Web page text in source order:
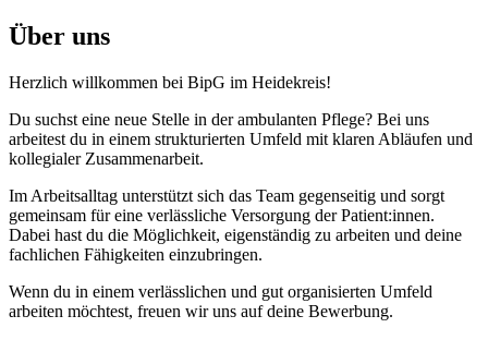
Über uns
Herzlich willkommen bei BipG im Heidekreis!
Du suchst eine neue Stelle in der ambulanten Pflege? Bei uns
arbeitest du in einem strukturierten Umfeld mit klaren Abläufen und
kollegialer Zusammenarbeit.
Im Arbeitsalltag unterstützt sich das Team gegenseitig und sorgt
gemeinsam für eine verlässliche Versorgung der Patient:innen.
Dabei hast du die Möglichkeit, eigenständig zu arbeiten und deine
fachlichen Fähigkeiten einzubringen.
Wenn du in einem verlässlichen und gut organisierten Umfeld
arbeiten möchtest, freuen wir uns auf deine Bewerbung.